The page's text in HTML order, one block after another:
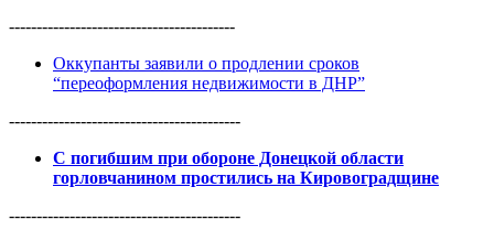
-----------------------------------------
Оккупанты заявили о продлении сроков
“переоформления недвижимости в ДНР”
------------------------------------------
С погибшим при обороне Донецкой области
горловчанином простились на Кировоградщине
------------------------------------------